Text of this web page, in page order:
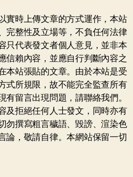
實時上傳文章的方式運作，本站
完整性及立場等，不負任何法律
只代表發文者個人意見，並非本
信賴內容，並應自行判斷內容之
本站張貼的文章。由於本站是受
式所規限，故不能完全監查所有
有留言出現問題，請聯絡我們。
及拒絕任何人士發文，同時亦有
勿撰寫粗言穢語、毀謗、渲染色
論，敬請自律。本網站保留一切